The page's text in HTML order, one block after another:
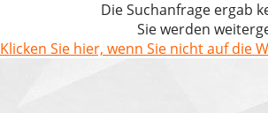
Die Suchanfrage ergab
Sie werden
Klicken Sie hier, wenn Sie nicht auf die